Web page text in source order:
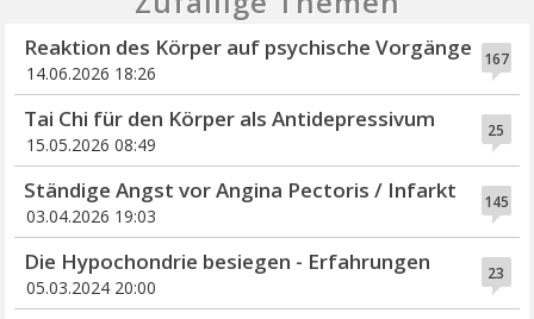
167
Reaktion des Körper auf psychische Vorgänge
14.06.2026 18:26
25
Tai Chi für den Körper als Antidepressivum
15.05.2026 08:49
145
Ständige Angst vor Angina Pectoris / Infarkt
03.04.2026 19:03
23
Die Hypochondrie besiegen - Erfahrungen
05.03.2024 20:00